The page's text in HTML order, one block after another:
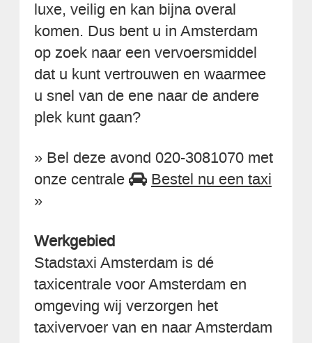
luxe, veilig en kan bijna overal
komen. Dus bent u in Amsterdam
op zoek naar een vervoersmiddel
dat u kunt vertrouwen en waarmee
u snel van de ene naar de andere
plek kunt gaan?
» Bel deze avond 020-3081070 met
onze centrale
Bestel nu een taxi
»
Werkgebied
Stadstaxi Amsterdam is dé
taxicentrale voor Amsterdam en
omgeving wij verzorgen het
taxivervoer van en naar Amsterdam